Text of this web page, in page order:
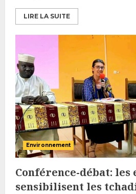
LIRE LA SUITE
Environnement
Conférence-débat:
sensibilisent les